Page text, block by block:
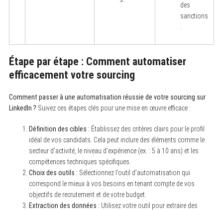
des
sanctions
Étape par étape : Comment automatiser
efficacement votre sourcing
Comment passer à une automatisation réussie de votre sourcing sur
LinkedIn ? Suivez ces étapes clés pour une mise en œuvre efficace :
Définition des cibles : Établissez des critères clairs pour le profil
idéal de vos candidats. Cela peut inclure des éléments comme le
secteur d’activité, le niveau d’expérience (ex. : 5 à 10 ans) et les
compétences techniques spécifiques.
Choix des outils : Sélectionnez l’outil d’automatisation qui
correspond le mieux à vos besoins en tenant compte de vos
objectifs de recrutement et de votre budget.
Extraction des données : Utilisez votre outil pour extraire des